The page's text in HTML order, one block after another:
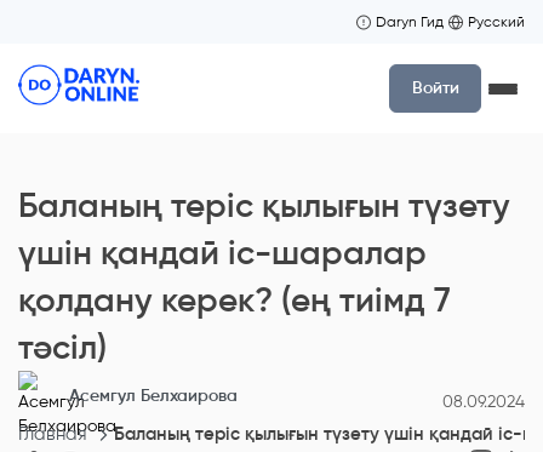
Daryn Гид Русский
Войти
Баланың теріс қылығын түзету
үшін қандай іс-шаралар
қолдану керек? (ең тиімд 7
тәсіл)
Асемгул Белхаирова 08.09.2024
Главная Баланың теріс қылығын түзету үшін қандай іс-